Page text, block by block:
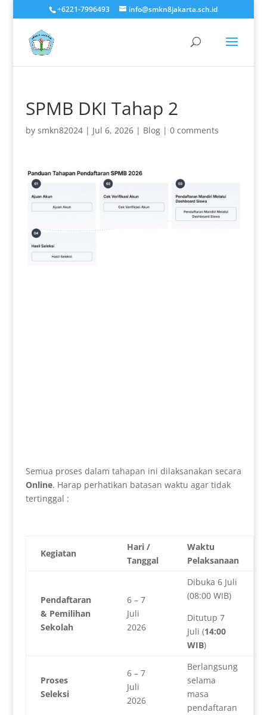
+6221-7996493 info@smkn8jakarta.sch.id
SPMB DKI Tahap 2
by smkn82024| Jul 6, 2026| Blog| 0 comments
Semua proses dalam tahapan ini dilaksanakan secara
Online. Harap perhatikan batasan waktu agar tidak
tertinggal :
Kegiatan
Hari /
Tanggal
Waktu
Pelaksanaan
Pendaftaran
& Pemilihan
Sekolah
6 – 7
Juli
2026
Dibuka 6 Juli
(08:00 WIB)
Ditutup 7
Juli (14:00
WIB)
Proses
Seleksi
6 – 7
Juli
2026
Berlangsung
selama
masa
pendaftaran